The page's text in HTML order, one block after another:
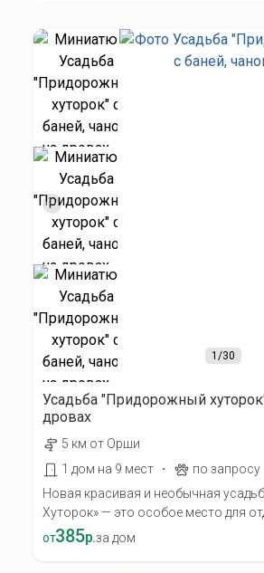
1 /30
Усадьба "Придорожный
дровах
5 км от Орши
1 дом на 9 мест
·
по запросу
Новая красивая и необычная
Хуторок» — это особое место для
от385р.за дом